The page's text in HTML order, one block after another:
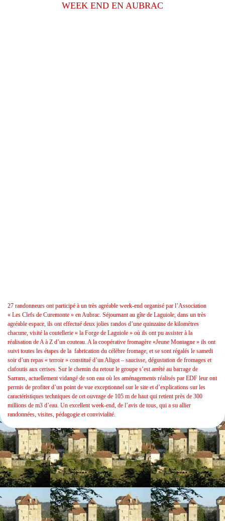
WEEK END EN AUBRAC
27 randonneurs ont participé à un très agréable week-end organisé par l’Association
« Les Clefs de Curemonte » en Aubrac. Séjournant au gîte de Laguiole, dans un très
agréable espace, ils ont effectué deux jolies randos d’une quinzaine de kilomètres
chacune, visité la coutellerie « la Forge de Laguiole » où ils ont pu assister à la
réalisation de A à Z d’un couteau. A la coopérative fromagère «Jeune Montagne » ils ont
suivi toutes les étapes de la fabrication du célèbre fromage, et se sont régalés le samedi
soir d’un repas « terroir » constitué d’un Aligot – saucisse, dégustation de fromages et
clafoutis aux cerises. Sur le chemin du retour le groupe s’est arrêté au barrage de
Sarrans, actuellement vidangé de son eau où les aménagements réalisés par EDF leur ont
permis de profiter d’un point de vue exceptionnel sur le site et d’explications sur les
caractéristiques techniques de cet ouvrage de 105 m de haut qui retient près de 300
millions de m3 d’eau. Un excellent week-end, de l’avis de tous, qui a su allier
randonnées, visites, pédagogie et convivialité.